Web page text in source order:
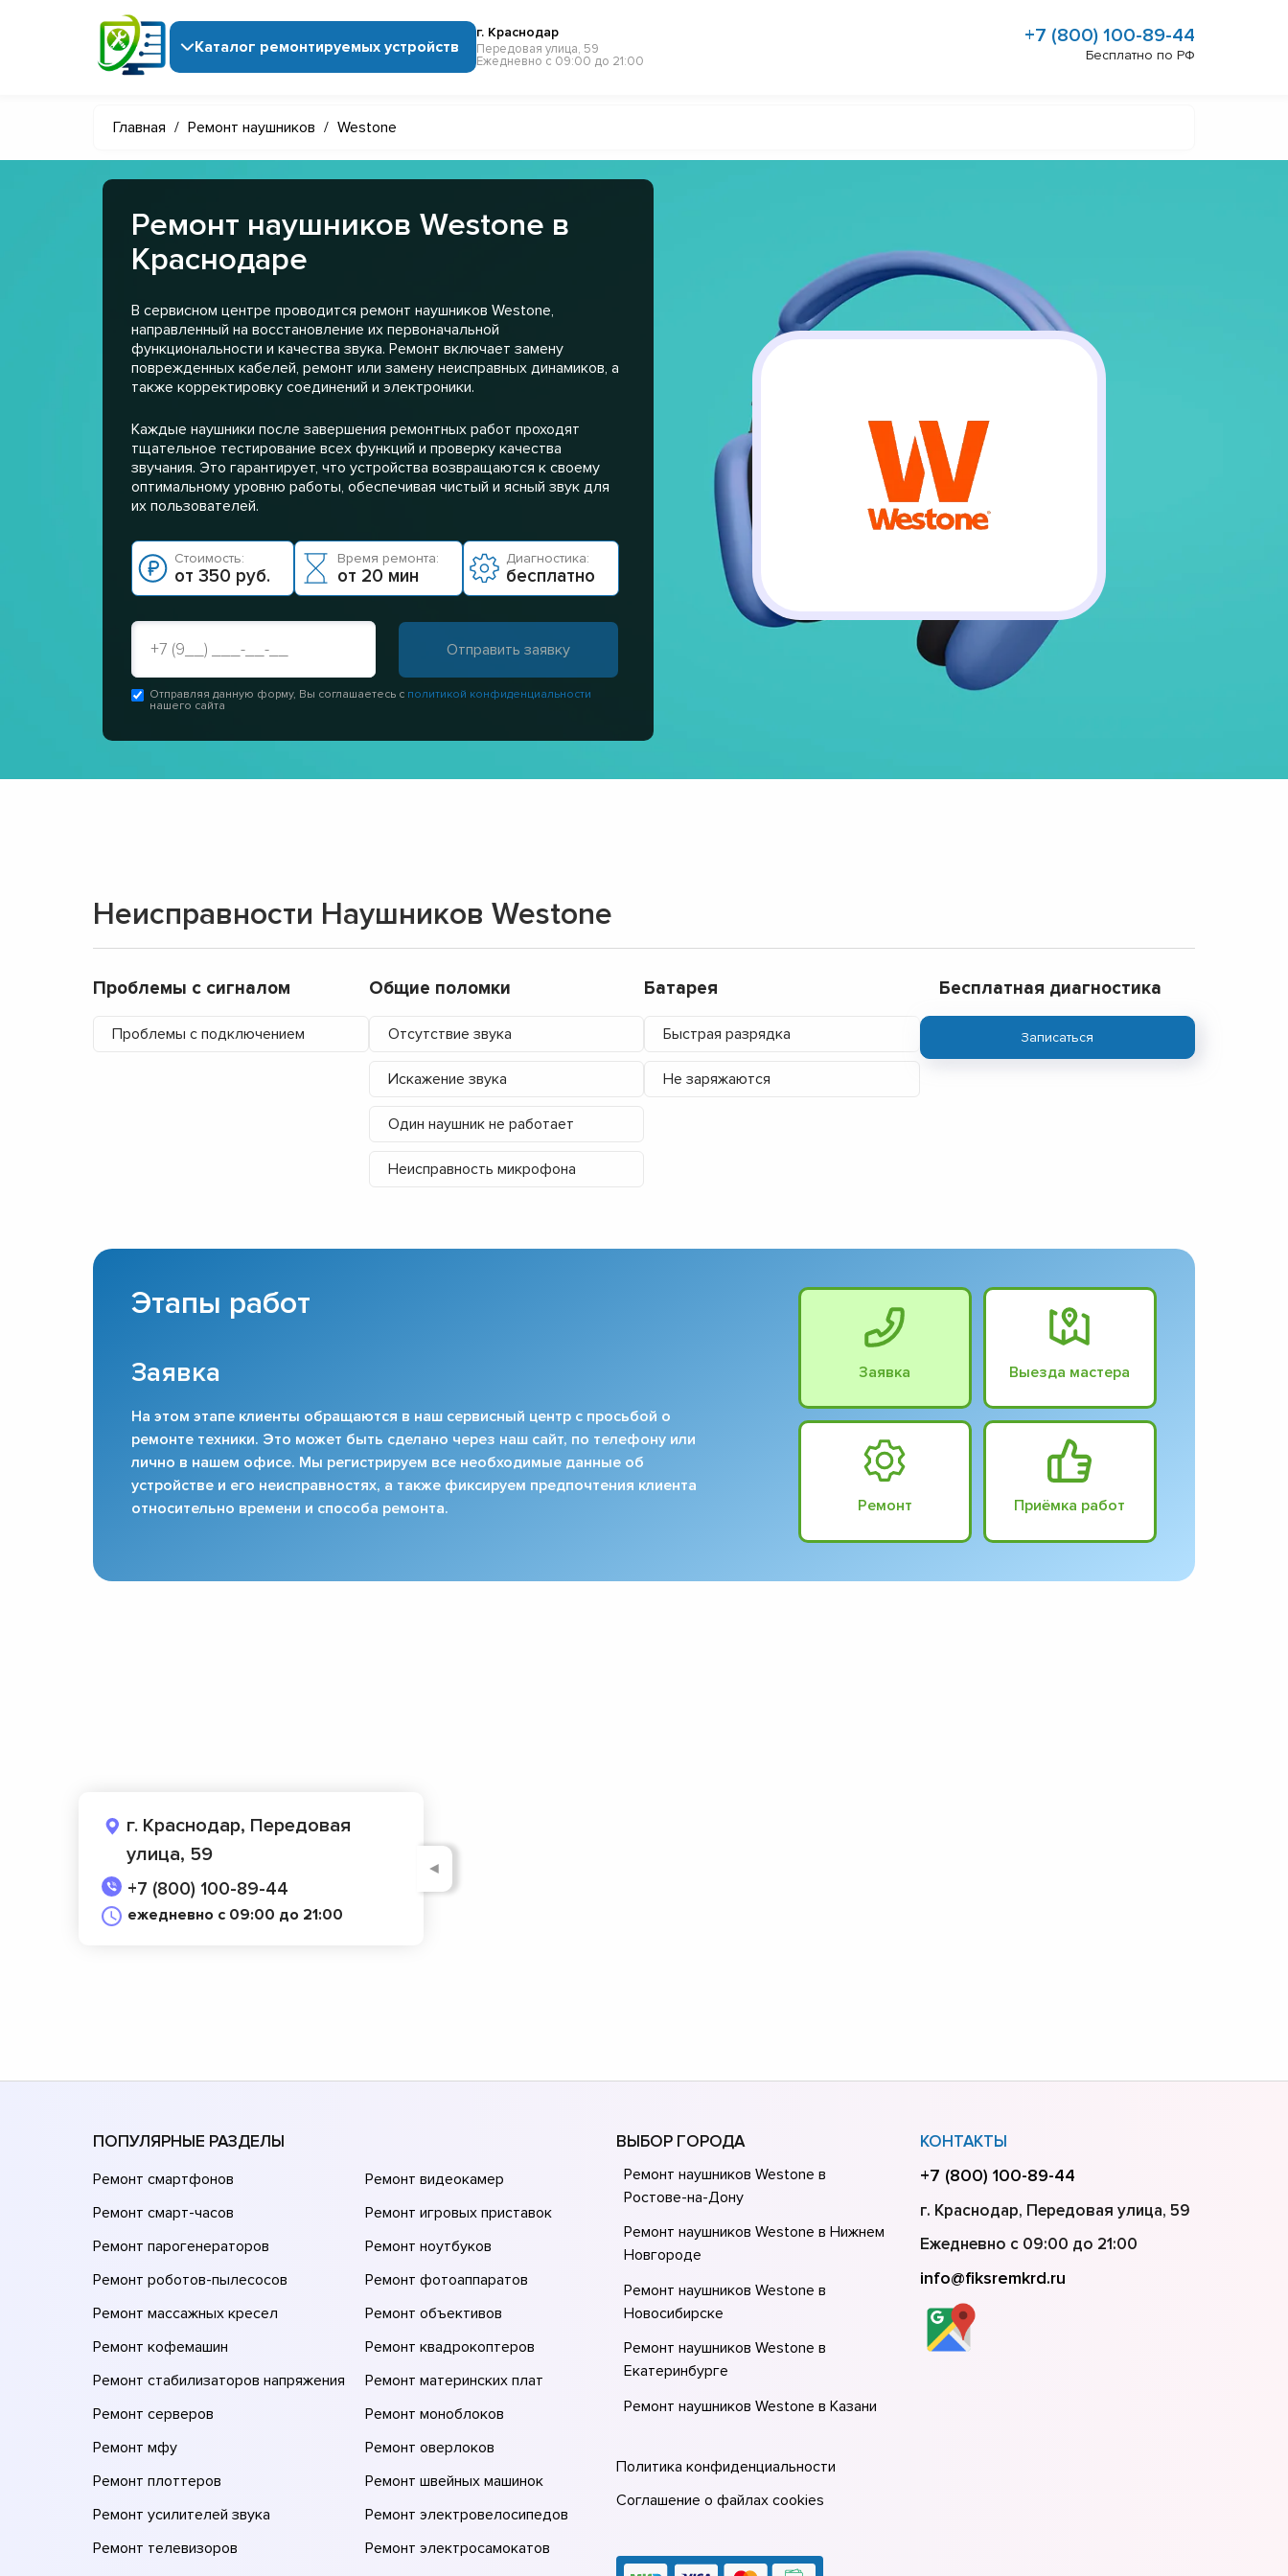
Каталог ремонтируемых устройств
г. Краснодар
Передовая улица, 59
Ежедневно с 09:00 до 21:00
+7 (800) 100-89-44
Бесплатно по РФ
Главная / Ремонт наушников / Westone
Ремонт наушников Westone в
Краснодаре
В сервисном центре проводится ремонт наушников Westone,
направленный на восстановление их первоначальной
функциональности и качества звука. Ремонт включает замену
поврежденных кабелей, ремонт или замену неисправных динамиков, а
также корректировку соединений и электроники.
Каждые наушники после завершения ремонтных работ проходят
тщательное тестирование всех функций и проверку качества
звучания. Это гарантирует, что устройства возвращаются к своему
оптимальному уровню работы, обеспечивая чистый и ясный звук для
их пользователей.
Стоимость:
от 350 руб.
Время ремонта:
от 20 мин
Диагностика:
бесплатно
Отправляя данную форму, Вы соглашаетесь с политикой конфиденциальности
нашего сайта
Неисправности Наушников Westone
Проблемы с сигналом
Проблемы с подключением
Общие поломки
Отсутствие звука
Искажение звука
Один наушник не работает
Неисправность микрофона
Батарея
Быстрая разрядка
Не заряжаются
Бесплатная диагностика
Записаться
Этапы работ
Заявка
На этом этапе клиенты обращаются в наш сервисный центр с просьбой о
ремонте техники. Это может быть сделано через наш сайт, по телефону или
лично в нашем офисе. Мы регистрируем все необходимые данные об
устройстве и его неисправностях, а также фиксируем предпочтения клиента
относительно времени и способа ремонта.
Заявка Выезда мастера
Ремонт Приёмка работ
г. Краснодар, Передовая
улица, 59
+7 (800) 100-89-44
ежедневно с 09:00 до 21:00
◄
ПОПУЛЯРНЫЕ РАЗДЕЛЫ
Ремонт смартфонов
Ремонт смарт-часов
Ремонт парогенераторов
Ремонт роботов-пылесосов
Ремонт массажных кресел
Ремонт кофемашин
Ремонт стабилизаторов напряжения
Ремонт серверов
Ремонт мфу
Ремонт плоттеров
Ремонт усилителей звука
Ремонт телевизоров
Ремонт видеокамер
Ремонт игровых приставок
Ремонт ноутбуков
Ремонт фотоаппаратов
Ремонт объективов
Ремонт квадрокоптеров
Ремонт материнских плат
Ремонт моноблоков
Ремонт оверлоков
Ремонт швейных машинок
Ремонт электровелосипедов
Ремонт электросамокатов
ВЫБОР ГОРОДА
Ремонт наушников Westone в
Ростове-на-Донy
Ремонт наушников Westone в Нижнем
Новгороде
Ремонт наушников Westone в
Новосибирске
Ремонт наушников Westone в
Екатеринбурге
Ремонт наушников Westone в Казани
Ремонт наушников Westone в Санкт-
Петербурге
Политика конфиденциальности
Соглашение о файлах cookies
КОНТАКТЫ
+7 (800) 100-89-44
г. Краснодар, Передовая улица, 59
Ежедневно с 09:00 до 21:00
info@fiksremkrd.ru
▼
▼
▼